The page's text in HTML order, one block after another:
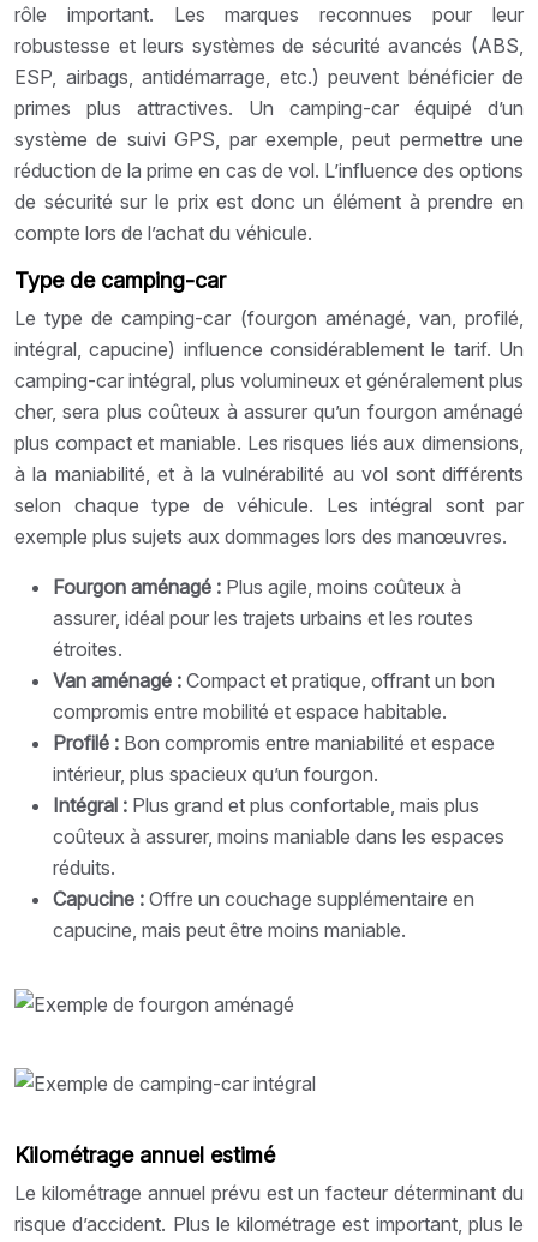
rôle important. Les marques reconnues pour leur
robustesse et leurs systèmes de sécurité avancés (ABS,
ESP, airbags, antidémarrage, etc.) peuvent bénéficier de
primes plus attractives. Un camping-car équipé d’un
système de suivi GPS, par exemple, peut permettre une
réduction de la prime en cas de vol. L’influence des options
de sécurité sur le prix est donc un élément à prendre en
compte lors de l’achat du véhicule.
Type de camping-car
Le type de camping-car (fourgon aménagé, van, profilé,
intégral, capucine) influence considérablement le tarif. Un
camping-car intégral, plus volumineux et généralement plus
cher, sera plus coûteux à assurer qu’un fourgon aménagé
plus compact et maniable. Les risques liés aux dimensions,
à la maniabilité, et à la vulnérabilité au vol sont différents
selon chaque type de véhicule. Les intégral sont par
exemple plus sujets aux dommages lors des manœuvres.
Fourgon aménagé : Plus agile, moins coûteux à
assurer, idéal pour les trajets urbains et les routes
étroites.
Van aménagé : Compact et pratique, offrant un bon
compromis entre mobilité et espace habitable.
Profilé : Bon compromis entre maniabilité et espace
intérieur, plus spacieux qu’un fourgon.
Intégral : Plus grand et plus confortable, mais plus
coûteux à assurer, moins maniable dans les espaces
réduits.
Capucine : Offre un couchage supplémentaire en
capucine, mais peut être moins maniable.
Kilométrage annuel estimé
Le kilométrage annuel prévu est un facteur déterminant du
risque d’accident. Plus le kilométrage est important, plus le